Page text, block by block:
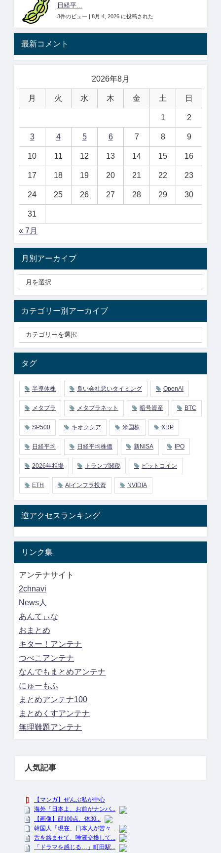
日経平...
3件のビュー 8月 4, 2026 に投稿された
最新コメント
2026年8月
月 火 水 木 金 土 日
1 2
3 4 5 6 7 8 9
10 11 12 13 14 15 16
17 18 19 20 21 22 23
24 25 26 27 28 29 30
31
« 7月
月別アーカイブ
カテゴリー別アーカイブ
タグ
半導体株 良い会社悪いタイミング OpenAI
メタプラ メタプラネット 暗号資産 BTC
SP500 キオクシア 米国株 XRP
日経平均 日経平均株価 新NISA IPO
2026年相場 トランプ関税 ビットコイン
ETH AIインフラ投資 NVIDIA
逆アクセスランキング
リンク集
アンテナサイト
2chnavi
News人
あんてぃな
おまとめ
キター！アンテナ
つべこアンテナ
なんでもまとめアンテナ
にゅーもふ
まとめアンテナ100
まとめくすアンテナ
無理難題アンテナ
人気記事